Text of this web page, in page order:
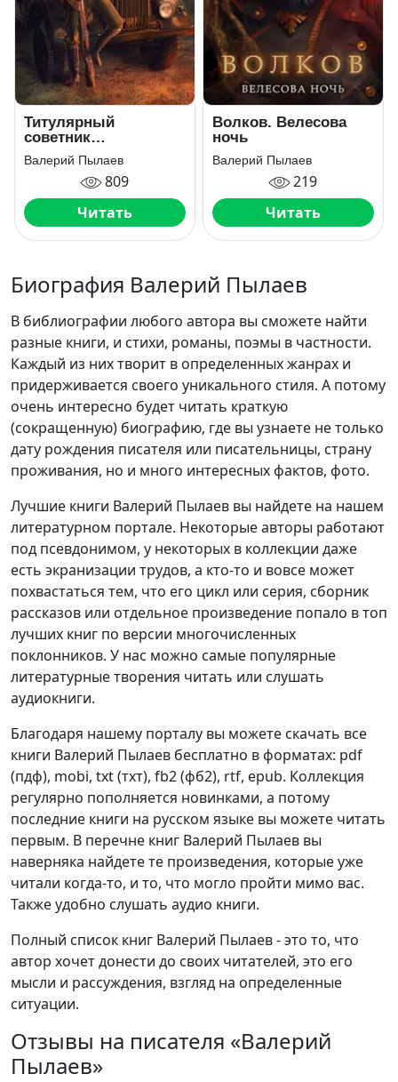
Титулярный
советник
(Горчаков-3)
Валерий Пылаев
809
Читать
Волков. Велесова
ночь
Валерий Пылаев
219
Читать
Биография Валерий Пылаев
В библиографии любого автора вы сможете найти
разные книги, и стихи, романы, поэмы в частности.
Каждый из них творит в определенных жанрах и
придерживается своего уникального стиля. А потому
очень интересно будет читать краткую
(сокращенную) биографию, где вы узнаете не только
дату рождения писателя или писательницы, страну
проживания, но и много интересных фактов, фото.
Лучшие книги Валерий Пылаев вы найдете на нашем
литературном портале. Некоторые авторы работают
под псевдонимом, у некоторых в коллекции даже
есть экранизации трудов, а кто-то и вовсе может
похвастаться тем, что его цикл или серия, сборник
рассказов или отдельное произведение попало в топ
лучших книг по версии многочисленных
поклонников. У нас можно самые популярные
литературные творения читать или слушать
аудиокниги.
Благодаря нашему порталу вы можете скачать все
книги Валерий Пылаев бесплатно в форматах: pdf
(пдф), mobi, txt (тхт), fb2 (фб2), rtf, epub. Коллекция
регулярно пополняется новинками, а потому
последние книги на русском языке вы можете читать
первым. В перечне книг Валерий Пылаев вы
наверняка найдете те произведения, которые уже
читали когда-то, и то, что могло пройти мимо вас.
Также удобно слушать аудио книги.
Полный список книг Валерий Пылаев - это то, что
автор хочет донести до своих читателей, это его
мысли и рассуждения, взгляд на определенные
ситуации.
Отзывы на писателя «Валерий
Пылаев»